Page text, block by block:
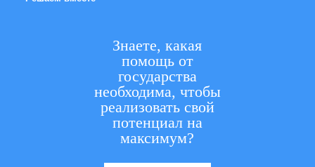
Знаете, какая
помощь от
государства
необходима, чтобы
реализовать свой
потенциал на
максимум?